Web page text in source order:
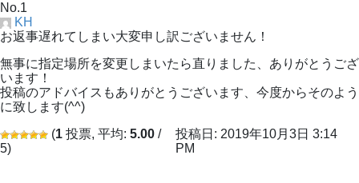
No.1
KH
お返事遅れてしまい大変申し訳ございません！
無事に指定場所を変更しまいたら直りました、ありがとうござ
います！
投稿のアドバイスもありがとうございます、今度からそのよう
に致します(^^)
(1 投票, 平均: 5.00 /
5)
投稿日: 2019年10月3日 3:14
PM